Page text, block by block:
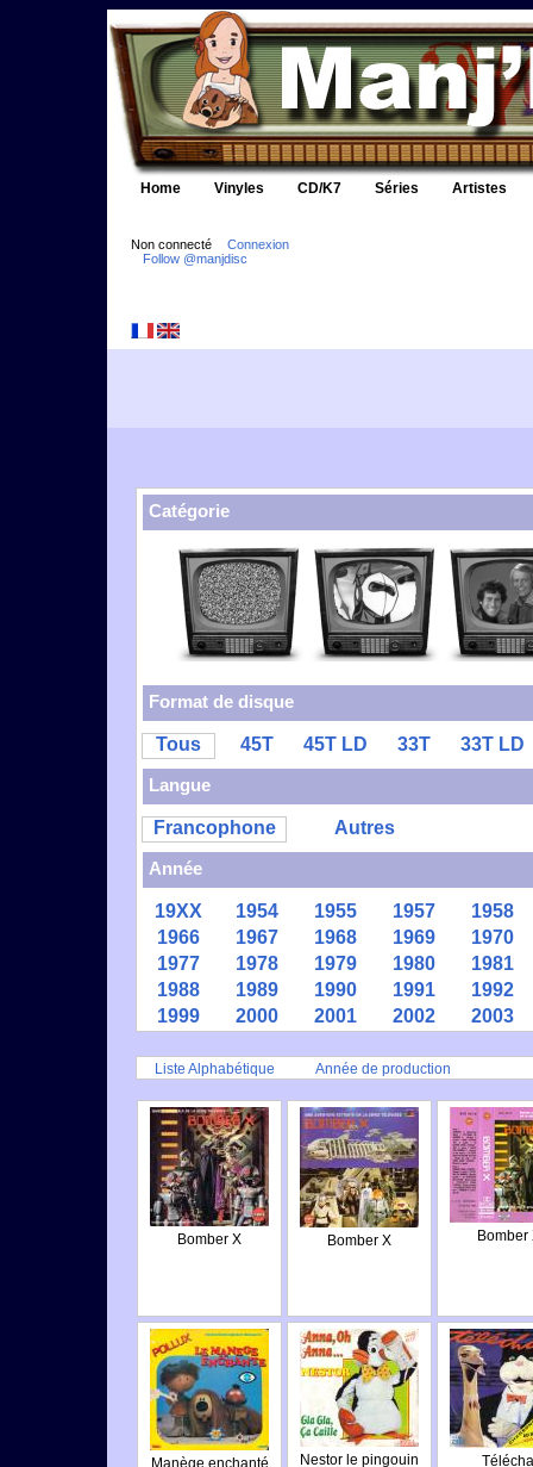
Home Vinyles CD/K7 Séries Artistes
Non connecté
Connexion
Follow @manjdisc
Catégorie
Format de disque
Tous 45T 45T LD 33T
33T LD
Langue
Francophone
Autres
Année
19XX 1954 1955 1957
1958
1966
1967 1968 1969
1970
1977
1978 1979 1980
1981
1988
1989 1990 1991
1992
1999
2000 2001 2002 2003
Liste Alphabétique Année de production
Bomber X Bomber X Bomber
Manège enchanté
Nestor le pingouin